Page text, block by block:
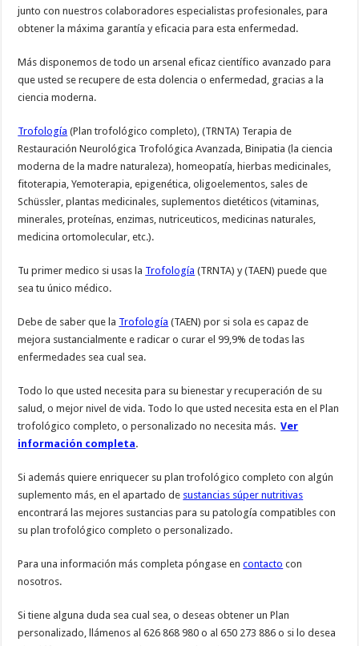
junto con nuestros colaboradores especialistas profesionales, para
obtener la máxima garantía y eficacia para esta enfermedad.
Más disponemos de todo un arsenal eficaz científico avanzado para
que usted se recupere de esta dolencia o enfermedad, gracias a la
ciencia moderna.
Trofología (Plan trofológico completo), (TRNTA) Terapia de
Restauración Neurológica Trofológica Avanzada, Binipatia (la ciencia
moderna de la madre naturaleza), homeopatía, hierbas medicinales,
fitoterapia, Yemoterapia, epigenética, oligoelementos, sales de
Schüssler, plantas medicinales, suplementos dietéticos (vitaminas,
minerales, proteínas, enzimas, nutriceuticos, medicinas naturales,
medicina ortomolecular, etc.).
Tu primer medico si usas la Trofología (TRNTA) y (TAEN) puede que
sea tu único médico.
Debe de saber que la Trofología (TAEN) por si sola es capaz de
mejora sustancialmente e radicar o curar el 99,9% de todas las
enfermedades sea cual sea.
Todo lo que usted necesita para su bienestar y recuperación de su
salud, o mejor nivel de vida. Todo lo que usted necesita esta en el Plan
trofológico completo, o personalizado no necesita más.Ver
información completa.
Si además quiere enriquecer su plan trofológico completo con algún
suplemento más, en el apartado de sustancias súper nutritivas
encontrará las mejores sustancias para su patología compatibles con
su plan trofológico completo o personalizado.
Para una información más completa póngase encontacto con
nosotros.
Si tiene alguna duda sea cual sea, o deseas obtener un Plan
personalizado, llámenos al 626 868 980 o al 650 273 886 o si lo desea